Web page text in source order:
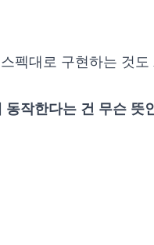
펙대로 구현하는 것
동작한다는 건 무슨 뜻